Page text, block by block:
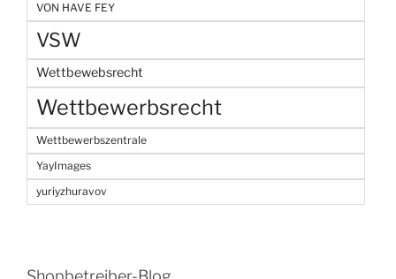
VON HAVE FEY
VSW
Wettbewebsrecht
Wettbewerbsrecht
Wettbewerbszentrale
YayImages
yuriyzhuravov